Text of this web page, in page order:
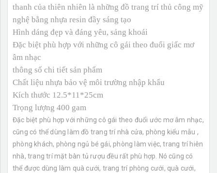
thanh của thiên nhiên là những đồ trang trí thủ công mỹ
nghệ bằng nhựa resin đầy sáng tạo
Hình dáng đẹp và đáng yêu, sảng khoái
Đặc biệt phù hợp với những cô gái theo đuổi giấc mơ
âm nhạc
thông số chi tiết sản phẩm
Chất liệu nhựa bảo vệ môi trường nhập khẩu
Kích thước 12.5*11*25cm
Trọng lượng 400 gam
Đặc biệt phù hợp với những cô gái theo đuổi ước mơ âm nhạc,
cũng có thể dùng làm đồ trang trí nhà cửa, phòng kiểu mẫu ,
phòng khách, phòng ngủ bé gái, phòng làm việc, trang trí hiên
nhà, trang trí mặt bàn tủ rượu đều rất phù hợp. Nó cũng có
thể được dùng làm quà cưới, trang trí phòng cưới, quà cưới,